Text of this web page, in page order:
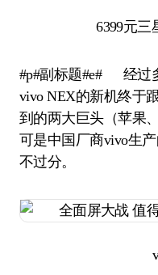
6399元三
#p#副标题#e# 经过
vivo NEX的新机终于
到的两大巨头（苹果
可是中国厂商vivo生
不过分。